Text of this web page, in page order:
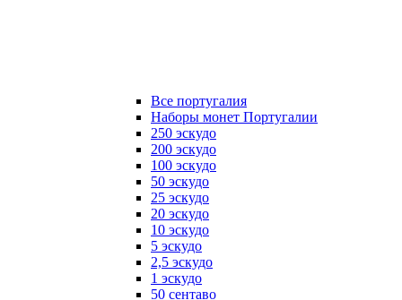
Все португалия
Наборы монет Португалии
250 эскудо
200 эскудо
100 эскудо
50 эскудо
25 эскудо
20 эскудо
10 эскудо
5 эскудо
2,5 эскудо
1 эскудо
50 сентаво